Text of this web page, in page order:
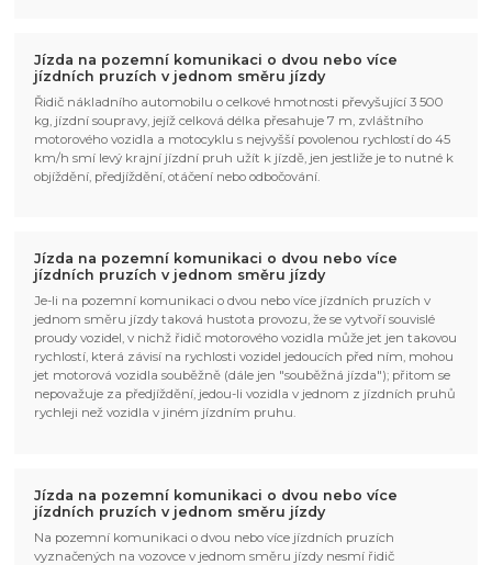
Jízda na pozemní komunikaci o dvou nebo více
jízdních pruzích v jednom směru jízdy
Řidič nákladního automobilu o celkové hmotnosti převyšující 3 500
kg, jízdní soupravy, jejíž celková délka přesahuje 7 m, zvláštního
motorového vozidla a motocyklu s nejvyšší povolenou rychlostí do 45
km/h smí levý krajní jízdní pruh užít k jízdě, jen jestliže je to nutné k
objíždění, předjíždění, otáčení nebo odbočování.
Jízda na pozemní komunikaci o dvou nebo více
jízdních pruzích v jednom směru jízdy
Je-li na pozemní komunikaci o dvou nebo více jízdních pruzích v
jednom směru jízdy taková hustota provozu, že se vytvoří souvislé
proudy vozidel, v nichž řidič motorového vozidla může jet jen takovou
rychlostí, která závisí na rychlosti vozidel jedoucích před ním, mohou
jet motorová vozidla souběžně (dále jen "souběžná jízda"); přitom se
nepovažuje za předjíždění, jedou-li vozidla v jednom z jízdních pruhů
rychleji než vozidla v jiném jízdním pruhu.
Jízda na pozemní komunikaci o dvou nebo více
jízdních pruzích v jednom směru jízdy
Na pozemní komunikaci o dvou nebo více jízdních pruzích
vyznačených na vozovce v jednom směru jízdy nesmí řidič